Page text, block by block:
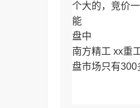
个大的，竞价
能
盘中
南方精工 xx重
盘市场只有300